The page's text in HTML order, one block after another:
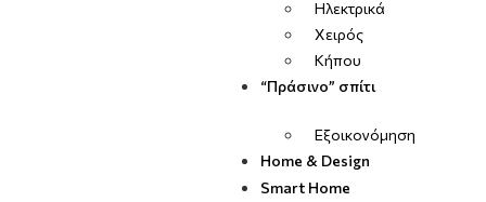
Ηλεκτρικά
Χειρός
Κήπου
“Πράσινο” σπίτι
Εξοικονόμηση
Home & Design
Smart Home